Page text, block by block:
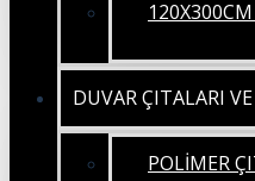
DUVAR ÇITALARI
POLİMER